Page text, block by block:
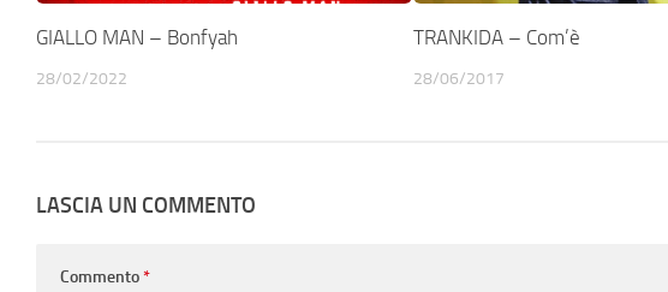
GIALLO MAN – Bonfyah
28/02/2022
TRANKIDA – Com’è
28/06/2017
LASCIA UN COMMENTO
Commento*